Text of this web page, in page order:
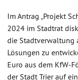
Im Antrag „Projekt
2024 im Stadtrat
die Stadtverwaltung
Lösungen zu
Euro aus dem KfW-
der Stadt Trier auf